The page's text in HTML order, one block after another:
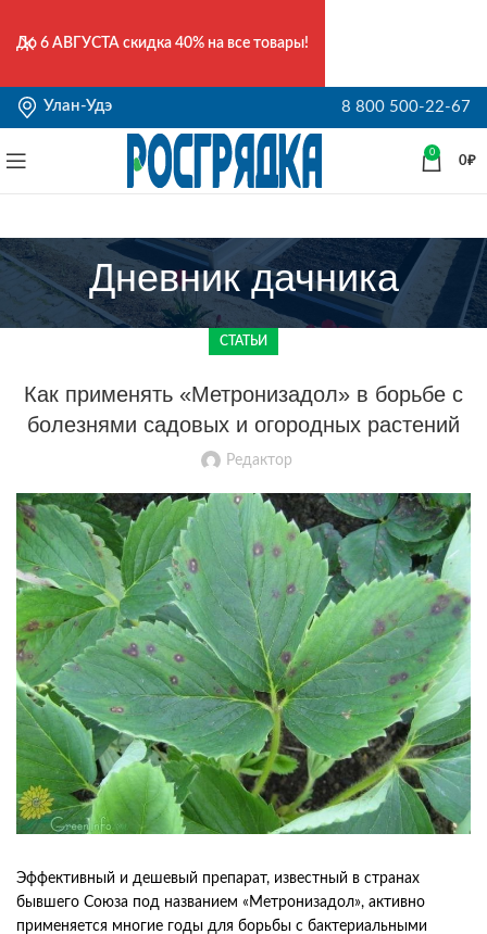
Улан-Удэ 8 800 500-22-67
0
0₽
Дневник дачника
СТАТЬИ
Как применять «Метронизадол» в борьбе с
болезнями садовых и огородных растений
Редактор
Эффективный и дешевый препарат, известный в странах
бывшего Союза под названием « Метронизадол», активно
применяется многие годы для борьбы с бактериальными
До 6 АВГУСТА скидка 40% на все товары!